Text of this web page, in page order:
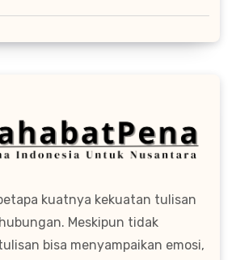
kuatnya kekuatan tulisan
Meskipun tidak
bisa menyampaikan emosi,